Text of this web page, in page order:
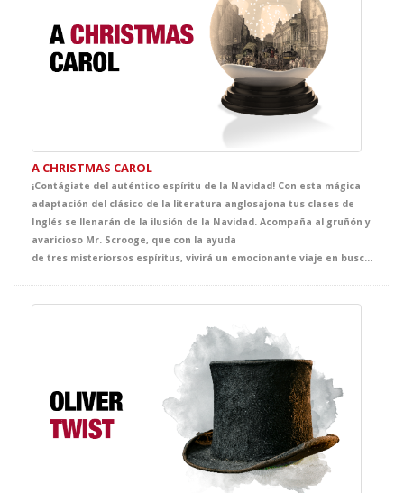
A CHRISTMAS CAROL
¡Contágiate del auténtico espíritu de la Navidad! Con esta mágica
adaptación del clásico de la literatura anglosajona tus clases de
Inglés se llenarán de la ilusión de la Navidad. Acompaña al gruñón y
avaricioso Mr. Scrooge, que con la ayuda
de tres misteriorsos espíritus, vivirá un emocionante viaje en busca del auténtico sentido de la Navidad. El clásico más representado de Dickens se convertirá en la propuesta infalible de tus clases de Inglés y, sin duda, en el mejor regalo que no puede faltar en vuestra agenda de actividades navideñas.